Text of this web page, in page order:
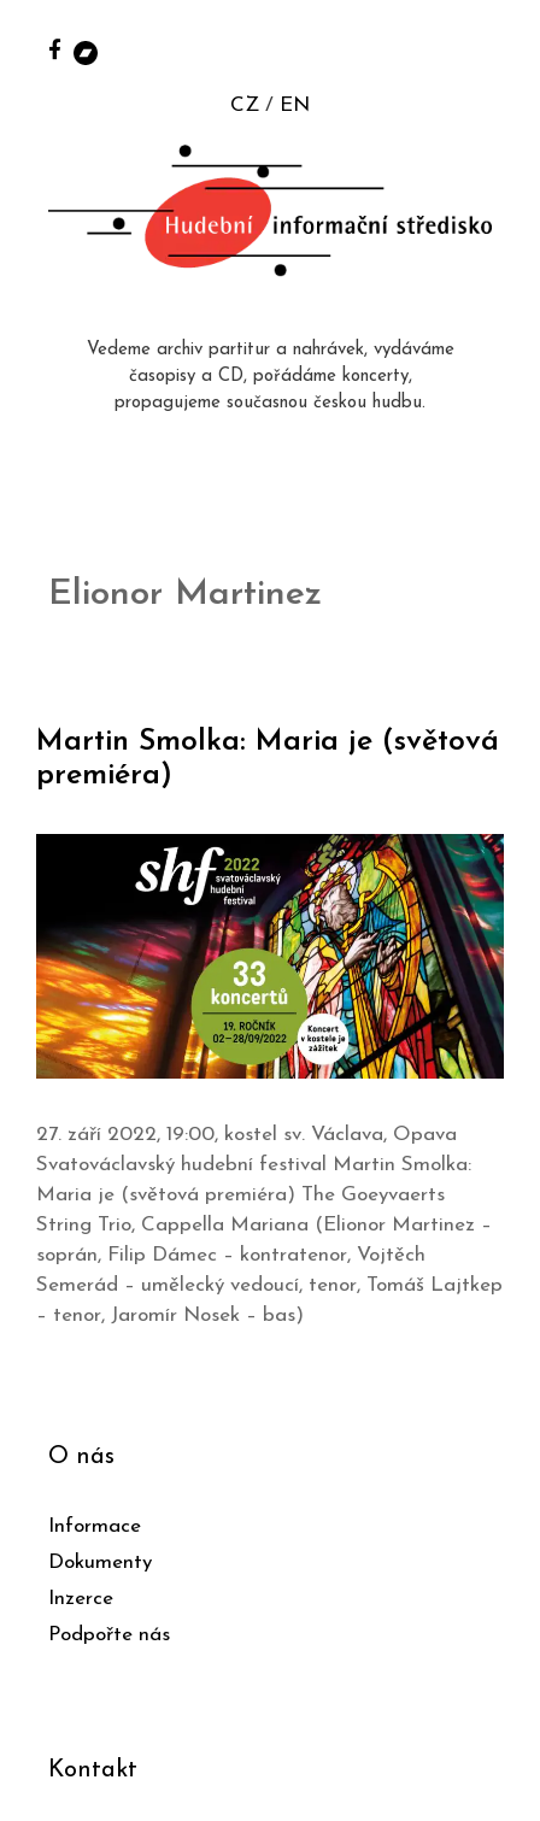
CZ EN
Vedeme archiv partitur a nahrávek, vydáváme
časopisy a CD, pořádáme koncerty,
propagujeme současnou českou hudbu.
Elionor Martinez
Martin Smolka: Maria je (světová
premiéra)
27. září 2022, 19:00, kostel sv. Václava, Opava
Svatováclavský hudební festival Martin Smolka:
Maria je (světová premiéra) The Goeyvaerts
String Trio, Cappella Mariana (Elionor Martinez –
soprán, Filip Dámec – kontratenor, Vojtěch
Semerád – umělecký vedoucí, tenor, Tomáš Lajtkep
– tenor, Jaromír Nosek – bas)
O nás
Informace
Dokumenty
Inzerce
Podpořte nás
Kontakt